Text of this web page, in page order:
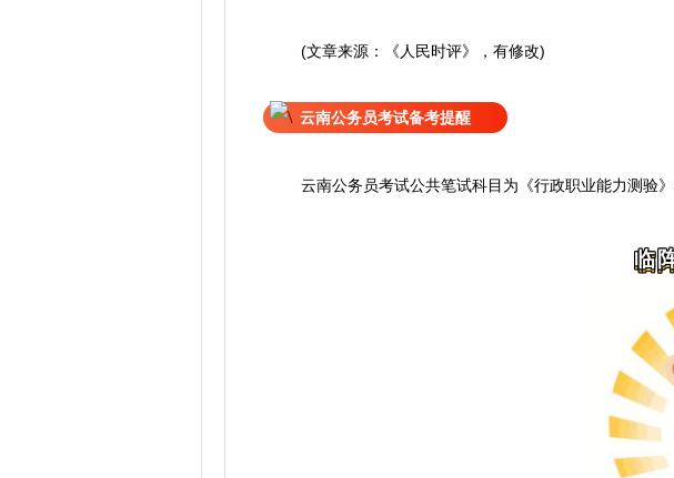
(文章来源：《人民时评》，有修改)
云南公务员考试备考提醒
云南公务员考试公共笔试科目为《行政职业能力测验》
临